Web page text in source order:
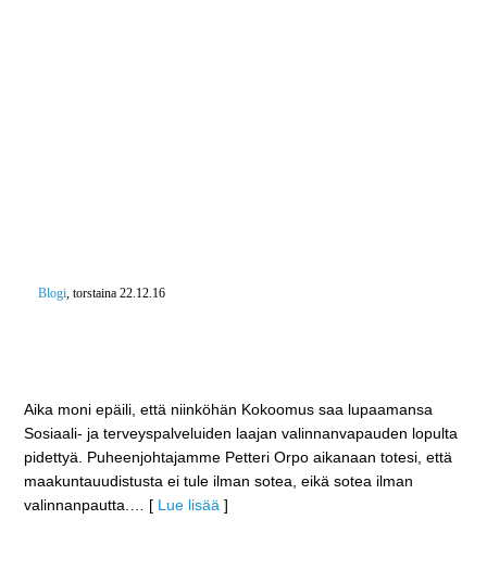
Blogi, torstaina 22.12.16
Aika moni epäili, että niinköhän Kokoomus saa lupaamansa
Sosiaali- ja terveyspalveluiden laajan valinnanvapauden lopulta
pidettyä. Puheenjohtajamme Petteri Orpo aikanaan totesi, että
maakuntauudistusta ei tule ilman sotea, eikä sotea ilman
valinnanpautta.
… [ Lue lisää ]